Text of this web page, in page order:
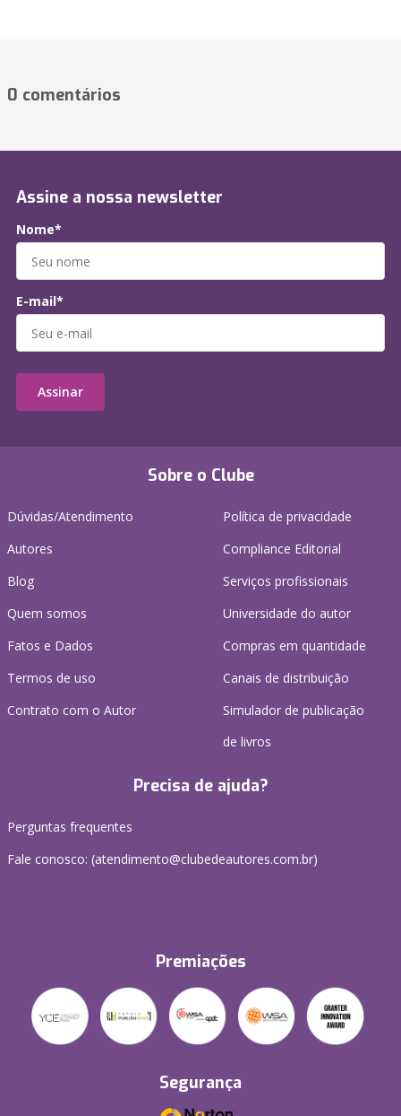
0 comentários
Sobre o Clube
Dúvidas/Atendimento
Autores
Blog
Quem somos
Fatos e Dados
Termos de uso
Contrato com o Autor
Política de privacidade
Compliance Editorial
Serviços profissionais
Universidade do autor
Compras em quantidade
Canais de distribuição
Simulador de publicação
de livros
Precisa de ajuda?
Perguntas frequentes
Fale conosco: (atendimento@clubedeautores.com.br)
Premiações
Segurança
Assine a nossa newsletter
Nome*
E-mail*
Assinar